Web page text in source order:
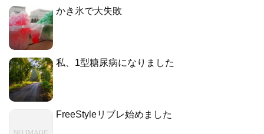
かき氷で大失敗
私、1型糖尿病になりました
FreeStyleリブレ始めました